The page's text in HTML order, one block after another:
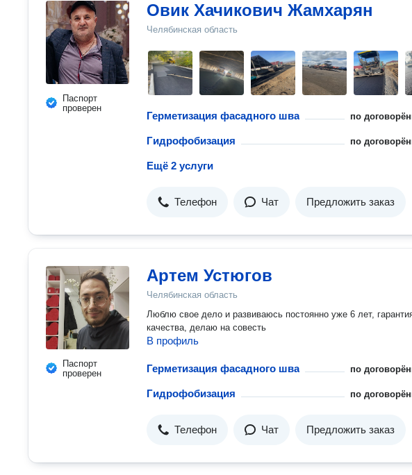
Паспорт
проверен
Овик Хачикович Жамхарян
Челябинская область
Герметизация фасадного шва по
Гидрофобизация по
Ещё 2 услуги
Телефон Чат Предложить заказ
Паспорт
проверен
Артем Устюгов
Челябинская область
Люблю свое дело и развиваюсь постоянно уже 6 лет,
качества, делаю на совесть
В профиль
Герметизация фасадного шва по
Гидрофобизация по
Телефон Чат Предложить заказ